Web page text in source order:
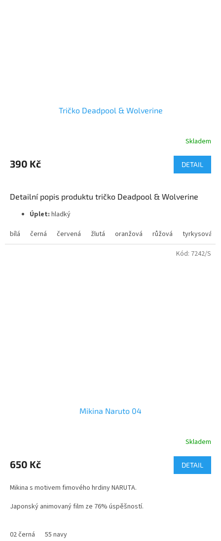
Tričko Deadpool & Wolverine
produktu
je
5
hvězdiček.
Skladem
390 Kč DETAIL
Detailní popis produktu tričko Deadpool & Wolverine
Úplet: hladký
Gramáž:
165 g/m
bílá černá červená žlutá oranžová růžová tyrkysová
Mikina Naruto 04
produktu
je
z
hvězdiček.
Skladem
650 Kč DETAIL
Mikina s motivem fimového hrdiny NARUTA.
Japonský animovaný film ze 76% úspěšností.
02 černá 55 navy
Kód: 7242/S